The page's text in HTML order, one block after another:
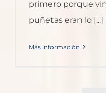
primero porque
puñetas eran lo [...]
Más información